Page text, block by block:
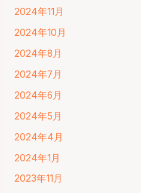
2024年11月
2024年10月
2024年8月
2024年7月
2024年6月
2024年5月
2024年4月
2024年1月
2023年11月